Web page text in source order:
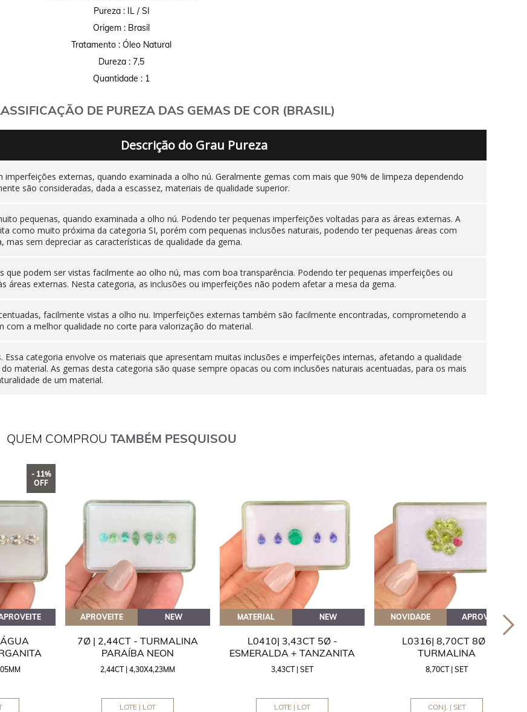
Pureza : IL / SI
Origem : Brasil
Tratamento : Óleo Natural
Dureza : 7,5
Quantidade : 1
DE PUREZA DAS GEMAS DE COR (BRASIL)
Descrição do Grau Pureza
imperfeições externas, quando examinada a olho nú. Geralmente gemas com mais que 90% de limpeza dependendo
são consideradas, dada a escassez, materiais de qualidade superior.
pequenas, quando examinada a olho nú. Podendo ter pequenas imperfeições voltadas para as áreas externas. A
como muito próxima da categoria SI, porém com pequenas inclusões naturais, podendo ter pequenas áreas com
mas sem depreciar as características de qualidade da gema.
que podem ser vistas facilmente ao olho nú, mas com boa transparência. Podendo ter pequenas imperfeições ou
áreas externas. Nesta categoria, as inclusões ou imperfeições não podem afetar a mesa da gema.
facilmente vistas a olho nu. Imperfeições externas também são facilmente encontradas, comprometendo a
com a melhor qualidade no corte para valorização do material.
Essa categoria envolve os materiais que apresentam muitas inclusões e imperfeições internas, afetando a qualidade
material. As gemas desta categoria são quase sempre opacas ou com inclusões naturais acentuadas, para os mais
de um material.
QUEM COMPROU TAMBÉM PESQUISOU
- 11%
OFF
APROVEITE NEW
7Ø | 2,44CT - TURMALINA
PARAÍBA NEON
2,44CT | 4,30X4,23MM
LOTE | LOT
MATERIAL NEW
L0410| 3,43CT 5Ø -
ESMERALDA + TANZANITA
3,43CT | SET
LOTE | LOT
NOVIDADE APROVEITE
L0316| 8,70CT 8Ø -
TURMALINA
8,70CT | SET
CONJ. | SET